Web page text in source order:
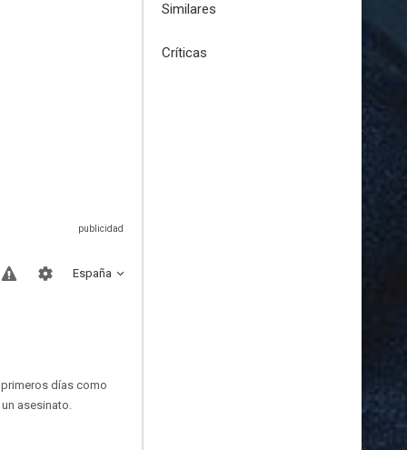
España
primeros días como
asesinato.
Similares
Críticas